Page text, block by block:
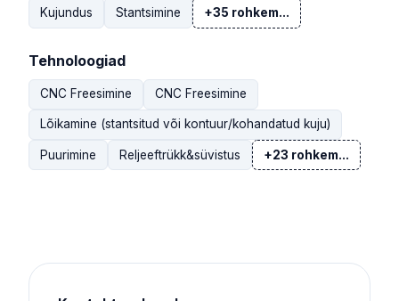
Kujundus Stantsimine +35 rohkem...
Tehnoloogiad
CNC Freesimine CNC Freesimine
Lõikamine (stantsitud või kontuur/kohandatud kuju)
Puurimine Reljeeftrükk&süvistus +23 rohkem...